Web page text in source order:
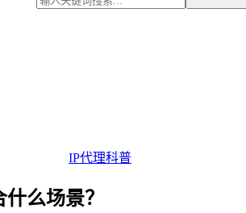
IP代理科普
么场景？